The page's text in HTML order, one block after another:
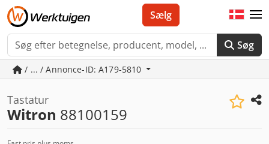
Søg
Sælg
/ ... / Annonce-ID: A179-5810
Tastatur
Witron 88100159